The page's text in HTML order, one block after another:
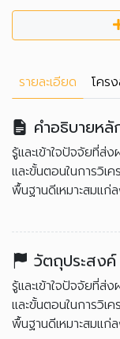
รายละเอียด โคร
คำอธิบายห
รู้และเข้าใจปัจจัยที่ส่
และขั้นตอนในการวิเ
พื้นฐานดีเหมาะสมแก่
วัตถุประสงค์
รู้และเข้าใจปัจจัยที่ส่
และขั้นตอนในการวิเ
พื้นฐานดีเหมาะสมแก่